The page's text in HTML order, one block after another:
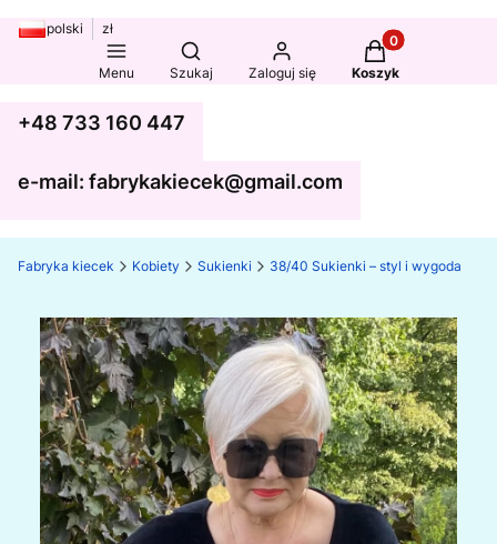
polski zł
Menu
Otwórz wyszukiwarkę
Szukaj Zaloguj się
Produkty w
Koszyk
+48 733 160 447
e-mail: fabrykakiecek@gmail.com
Fabryka kiecek Kobiety Sukienki 38/40 Sukienki – styl i wygoda